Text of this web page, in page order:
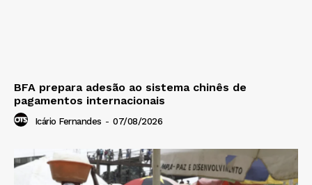
BFA prepara adesão ao sistema chinês de
pagamentos internacionais
Icário Fernandes - 07/08/2026